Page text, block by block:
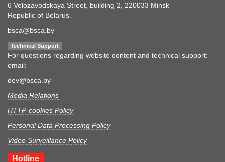
6 Velozavodskaya Street, building 2, 220033 Minsk
Republic of Belarus.
bsca@bsca.by
Technical Support
For questions regarding website content and technical support:
email:
dev@bsca.by
Media Relations
HTTP-cookies Policy
Personal Data Processing Policy
Video Surveillance Policy
Hotline